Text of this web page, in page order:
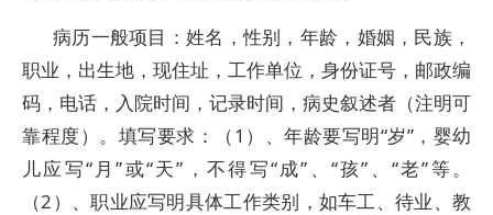
病历一般项目：姓名，性别，年龄，婚姻，民族，
职业，出生地，现住址，工作单位，身份证号，邮政编
码，电话，入院时间，记录时间，病史叙述者（注明可
靠程度）。填写要求：（1）、年龄要写明“岁”，婴幼
儿应写“月”或“天”，不得写“成”、“孩”、“老”等。
（2）、职业应写明具体工作类别，如车工、待业、教